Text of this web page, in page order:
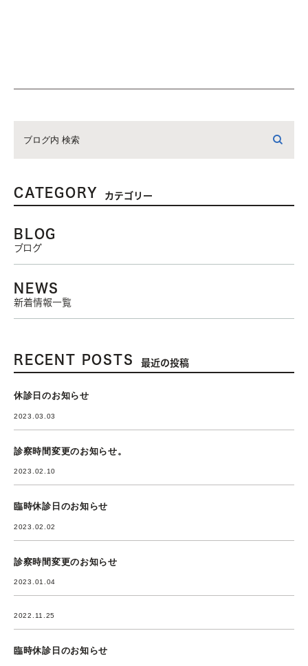
CATEGORY カテゴリー
BLOG
ブログ
NEWS
新着情報一覧
RECENT POSTS 最近の投稿
休診日のお知らせ
2023.03.03
診察時間変更のお知らせ。
2023.02.10
臨時休診日のお知らせ
2023.02.02
診察時間変更のお知らせ
2023.01.04
2022.11.25
臨時休診日のお知らせ